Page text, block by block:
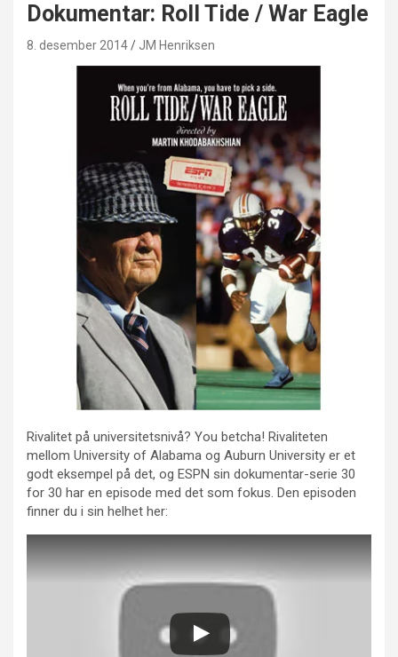
Dokumentar: Roll Tide / War Eagle
8. desember 2014 JM Henriksen
Rivalitet på universitetsnivå? You betcha! Rivaliteten
mellom University of Alabama og Auburn University er et
godt eksempel på det, og ESPN sin dokumentar-serie 30
for 30 har en episode med det som fokus. Den episoden
finner du i sin helhet her: